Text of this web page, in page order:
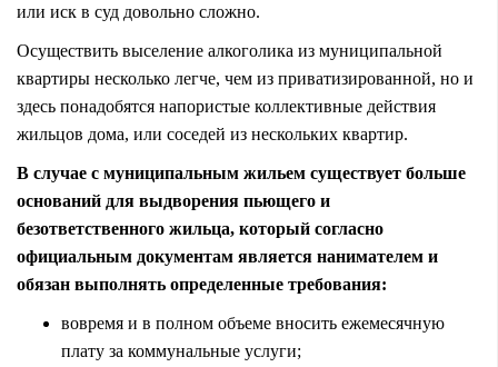
или иск в суд довольно сложно.
Осуществить выселение алкоголика из муниципальной
квартиры несколько легче, чем из приватизированной, но и
здесь понадобятся напористые коллективные действия
жильцов дома, или соседей из нескольких квартир.
В случае с муниципальным жильем существует больше
оснований для выдворения пьющего и
безответственного жильца, который согласно
официальным документам является нанимателем и
обязан выполнять определенные требования:
вовремя и в полном объеме вносить ежемесячную
плату за коммунальные услуги;